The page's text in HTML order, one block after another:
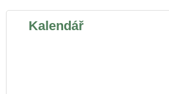
Kalendář